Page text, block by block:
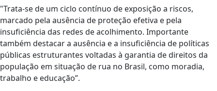
"Trata-se de um ciclo contínuo de exposição a riscos,
marcado pela ausência de proteção efetiva e pela
insuficiência das redes de acolhimento. Importante
também destacar a ausência e a insuficiência de políticas
públicas estruturantes voltadas à garantia de direitos da
população em situação de rua no Brasil, como moradia,
trabalho e educação”.